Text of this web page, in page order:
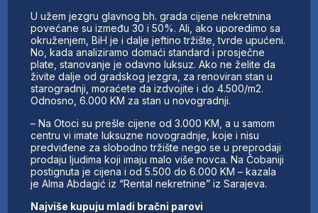
U užem jezgru glavnog bh. grada cijene nekretnina
povećane su između 30 i 50%. Ali, ako uporedimo sa
okruženjem, BiH je i dalje jeftino tržište, tvrde upućeni.
No, kada analiziramo domaći standard i prosječne
plate, stanovanje je odavno luksuz. Ako ne želite da
živite dalje od gradskog jezgra, za renoviran stan u
starogradnji, moraćete da izdvojite i do 4.500/m2.
Odnosno, 6.000 KM za stan u novogradnji.
– Na Otoci su prešle cijene od 3.000 KM, a u samom
centru vi imate luksuzne novogradnje, koje i nisu
predviđene za slobodno tržište nego se u preprodaji
prodaju ljudima koji imaju malo više novca. Na Čobaniji
postignuta je cijena i od 5.500 do 6.000 KM – kazala
je Alma Abdagić iz “Rental nekretnine” iz Sarajeva.
Najviše kupuju mladi bračni parovi